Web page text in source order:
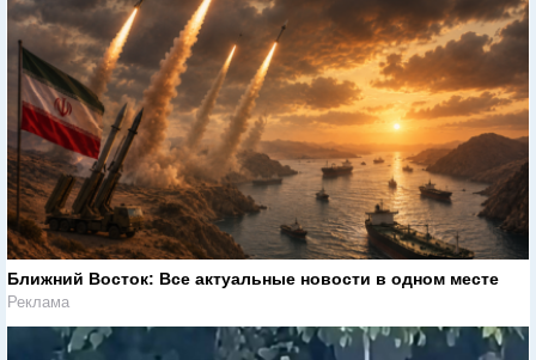
Ближний Восток: Все актуальные новости в одном месте
Реклама